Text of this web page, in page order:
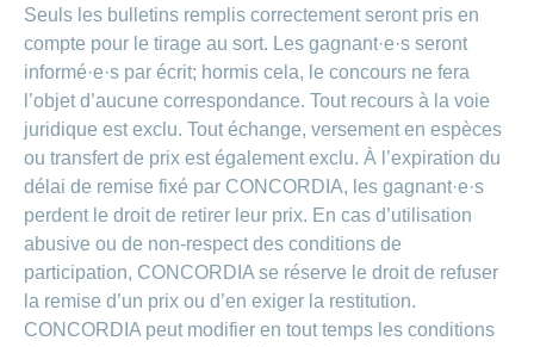
Find
Génériques
Examens
de
dépistage
les
génériques
Renseignements
sur
la
prévention
des
chutes
sur
la
médecine
complémentaire
Renseignements
sur
et
en
charge
ou
de
centre
HMO
Changement
de
modèle
d’assurance
Modification
de
la
fréquence
de
paiement
Paiement
sur
opérations
des
yeux
Réduction
de
primes
Décompte
prestations
et
contrôle
factures
Parrainage
par la
clientèle
S'assurer
chez
CONCORDIA
Vie
quotidienne
de
Blog
de
Conci
MS
Sports
Camp
Rapport
annuel
clientèle
Mobilière
Partenariat
– Pro
Juventute
Sponsoring
Afficher
ou
masquer
la
rubrique
Demande
de
sponsoring
Travailler
chez
CONCORDIA
Afficher
ou
masquer
la
rubrique
Postes
Seuls les bulletins remplis correctement seront pris en
compte pour le tirage au sort. Les gagnant·e·s seront
informé·e·s par écrit; hormis cela, le concours ne fera
l’objet d’aucune correspondance. Tout recours à la voie
juridique est exclu. Tout échange, versement en espèces
ou transfert de prix est également exclu. À l’expiration du
délai de remise fixé par CONCORDIA, les gagnant·e·s
perdent le droit de retirer leur prix. En cas d’utilisation
abusive ou de non-respect des conditions de
participation, CONCORDIA se réserve le droit de refuser
la remise d’un prix ou d’en exiger la restitution.
CONCORDIA peut modifier en tout temps les conditions